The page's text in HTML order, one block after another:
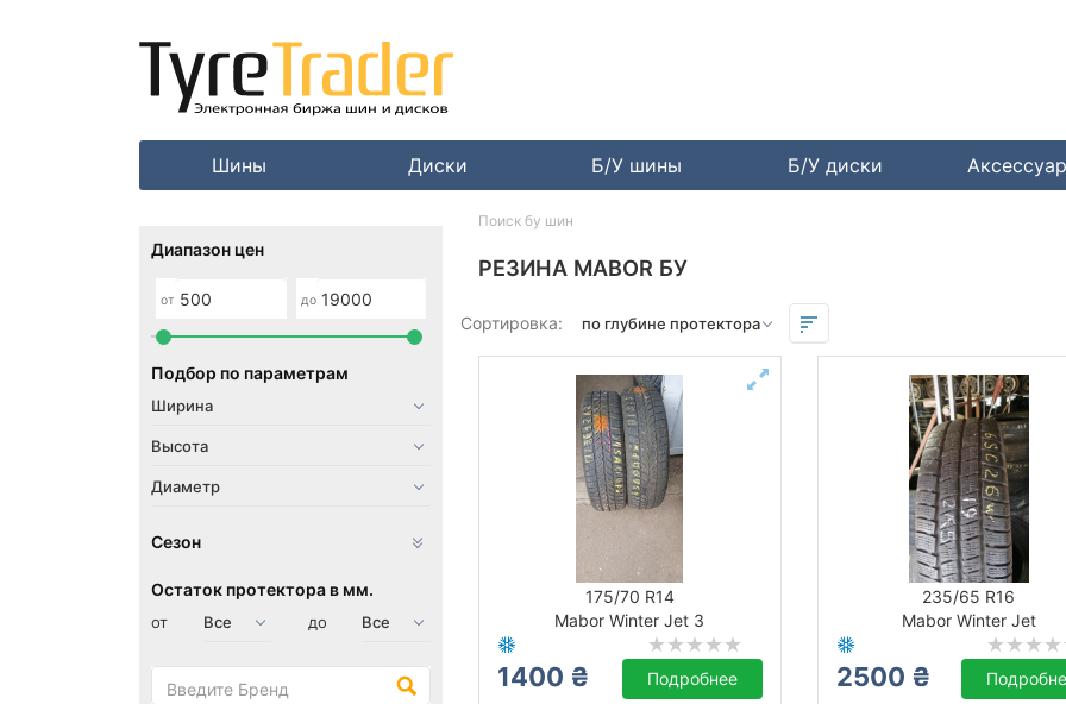
Шины Диски Б/У шины Б/У диски
РЕЗИНА MABOR БУ
Сортировка:
175/70 R14
Mabor Winter Jet 3
1400 ₴ Подробнее
235/65 R16
Mabor Winter Jet
2500 ₴
Поиск бу шин
Диапазон цен
от до
Подбор по параметрам
Сезон
Остаток протектора в мм.
от до